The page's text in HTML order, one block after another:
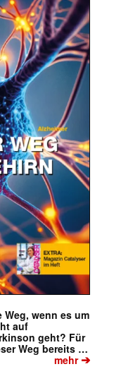
wenn es um
auf
geht? Für
Weg bereits …
mehr➔